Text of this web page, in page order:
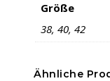
Größe
38, 40, 42
Ähnliche